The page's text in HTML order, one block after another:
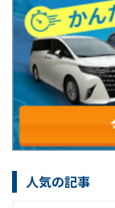
人気の記事